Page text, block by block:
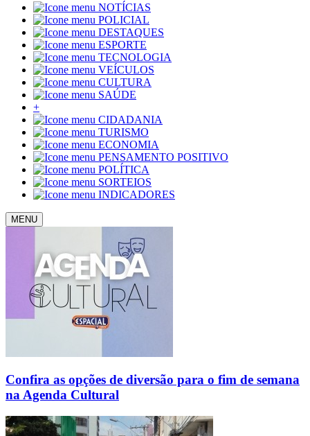
NOTÍCIAS
POLICIAL
DESTAQUES
ESPORTE
TECNOLOGIA
VEÍCULOS
CULTURA
SAÚDE
+
CIDADANIA
TURISMO
ECONOMIA
PENSAMENTO POSITIVO
POLÍTICA
SORTEIOS
INDICADORES
MENU
Confira as opções de diversão para o fim de semana
na Agenda Cultural